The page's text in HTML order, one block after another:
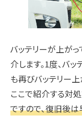
バッテリーが上が
介します。1度、バ
も再びバッテリー
ここで紹介する対
ですので、復旧後